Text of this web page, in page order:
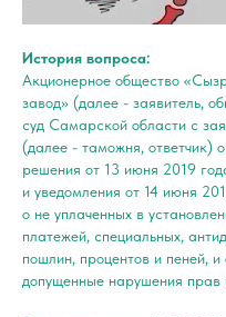
История вопроса:
Акционерное общество
завод» (далее - заявитель,
суд Самарской области с
(далее - таможня, ответчик)
решения от 13 июня 2019
и уведомления от 14 июня
о не уплаченных в
платежей, специальных,
пошлин, процентов и пеней,
допущенные нарушения прав